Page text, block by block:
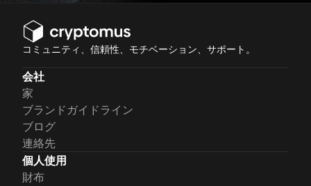
コミュニティ、信頼性、モチベーション、サポート。
会社
家
ブランドガイドライン
ブログ
連絡先
個人使用
財布